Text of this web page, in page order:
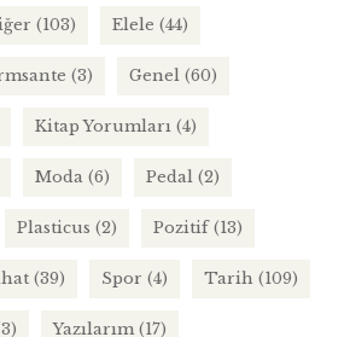
(103) Elele (44)
(3) Genel (60)
Kitap Yorumları (4)
Moda (6) Pedal (2)
Plasticus (2) Pozitif(13)
(39) Spor (4) Tarih (109)
Yazılarım (17)